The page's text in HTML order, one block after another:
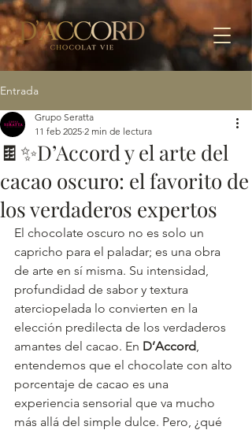
Entrada
🍫✨D’Accord y el arte del
cacao oscuro: el favorito de
los verdaderos expertos
Grupo Seratta
11 feb 2025 2 min de lectura
El chocolate oscuro no es solo un
capricho para el paladar; es una obra
de arte en sí misma. Su intensidad,
profundidad de sabor y textura
aterciopelada lo convierten en la
elección predilecta de los verdaderos
amantes del cacao. En D’Accord,
entendemos que el chocolate con alto
porcentaje de cacao es una
experiencia sensorial que va mucho
más allá del simple dulce. Pero, ¿qué